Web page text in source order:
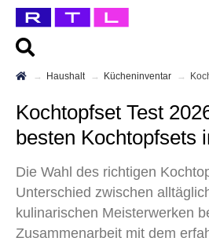
Haushalt Kücheninventar
Kochtopfset Test 2026 • Die 4
besten Kochtopfsets
Die Wahl des richtigen
Unterschied zwischen
kulinarischen Meisterwerken
Zusammenarbeit mit dem